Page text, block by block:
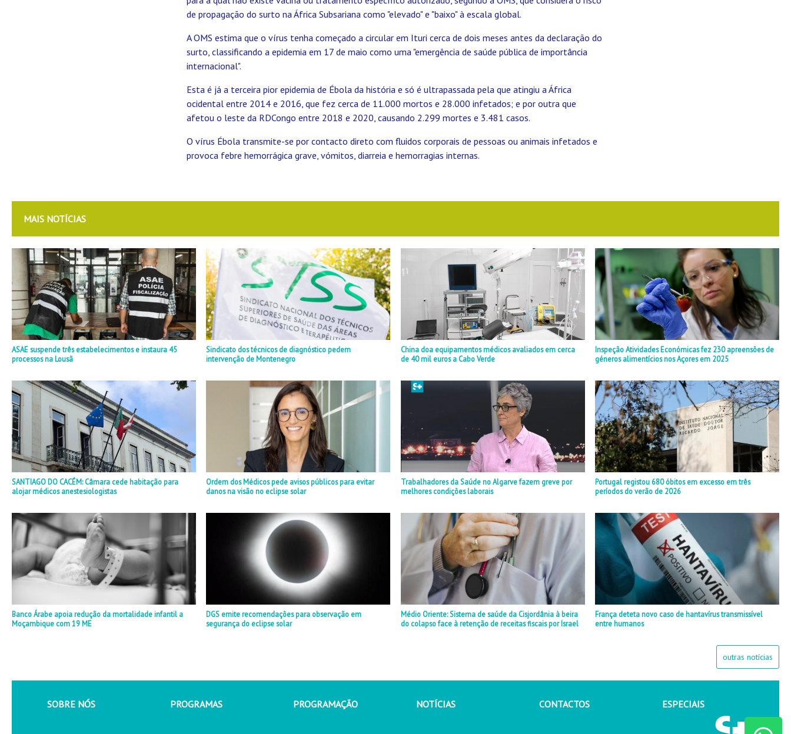
de propagação do surto na África Subsariana como "elevado" e "baixo" à escala global.
A OMS estima que o vírus tenha começado a circular em Ituri cerca de dois meses antes da declaração do
surto, classificando a epidemia em 17 de maio como uma "emergência de saúde pública de importância
internacional".
Esta é já a terceira pior epidemia de Ébola da história e só é ultrapassada pela que atingiu a África
ocidental entre 2014 e 2016, que fez cerca de 11.000 mortos e 28.000 infetados; e por outra que
afetou o leste da RDCongo entre 2018 e 2020, causando 2.299 mortes e 3.481 casos.
O vírus Ébola transmite-se por contacto direto com fluidos corporais de pessoas ou animais infetados e
provoca febre hemorrágica grave, vómitos, diarreia e hemorragias internas.
MAIS NOTÍCIAS
ASAE suspende três estabelecimentos e instaura 45
processos na Lousã
Sindicato dos técnicos de diagnóstico pedem
intervenção de Montenegro
China doa equipamentos médicos avaliados em cerca
de 40 mil euros a Cabo Verde
Inspeção Atividades Económicas fez 230 apreensões de
géneros alimentícios nos Açores em 2025
SANTIAGO DO CACÉM: Câmara cede habitação para
alojar médicos anestesiologistas
Ordem dos Médicos pede avisos públicos para evitar
danos na visão no eclipse solar
Trabalhadores da Saúde no Algarve fazem greve por
melhores condições laborais
Portugal registou 680 óbitos em excesso em três
períodos do verão de 2026
Banco Árabe apoia redução da mortalidade infantil a
Moçambique com 19 ME
DGS emite recomendações para observação em
segurança do eclipse solar
Médio Oriente: Sistema de saúde da Cisjordânia à beira
do colapso face à retenção de receitas fiscais por Israel
França deteta novo caso de hantavírus transmissível
entre humanos
outras notícias
SOBRE NÓS PROGRAMAS PROGRAMAÇÃO NOTÍCIAS CONTACTOS ESPECIAIS